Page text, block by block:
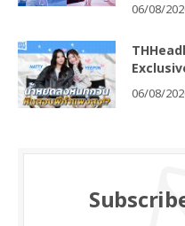
06/08/
06/08/